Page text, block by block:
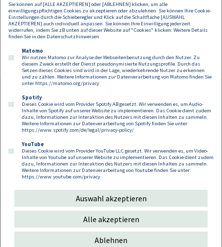
Seitennummerierung
Footer
Kontakt Datenschutz
Impressum
Compliance
Cookies
Sie können auf [ALLE AKZEPTIEREN] oder [ABLEHNEN] klicken, um alle
einwilligungspflichtigen Cookies zu akzeptieren oder abzulehnen. Sie können Ihre Cookie-
Einstellungen durch die Schieberegler und Klick auf die Schaltfläche [AUSWAHL
AKZEPTIEREN] auch individuell anpassen. Sie können Ihre Einwilligung jederzeit
widerrufen, indem Sie zB unten auf dieser Website auf "Cookies" klicken. Weitere Details
finden Sie in den Datenschutzhinweisen.
Matomo
Wir nutzen Matomo zur Analyse der Webseitenbenutzung durch den Nutzer. Zu
diesem Zweck erstellt der Dienst pseudonymisierte Nutzungsprofile. Durch das
Setzen dieses Cookies sind wird in der Lage, wiederkehrende Nutzer zu erkennen
und zu zählen. Weitere Informationen zur Datenverarbeitung von Matomo finden Sie
unter https://matomo.org/privacy
Spotify
Dieses Cookie wird vom Provider Spotify AB gesetzt. Wir verwenden es, um Audio-
Inhalte von Spotify auf unserer Website zu implementieren. Das Cookie dient zudem
dazu, Informationen zur Interaktion des Nutzers mit diesen Inhalten zu sammeln.
Weitere Informationen zur Datenverarbeitung von Spotify finden Sie unter:
https://www.spotify.com/de/legal/privacy-policy/
YouTube
Dieses Cookie wird vom Provider YouTube LLC gesetzt. Wir verwenden es, um Video-
Inhalte von Youtube auf unserer Website zu implementieren. Das Cookie dient zudem
dazu, Informationen zur Interaktion des Nutzers mit diesen Inhalten zu sammeln.
Weitere Informationen zur Datenverarbeitung von Youtube finden Sie unter:
https://www.youtube.com/privacy
Auswahl akzeptieren
Alle akzeptieren
Ablehnen
Follow us on:
Copyright 2026